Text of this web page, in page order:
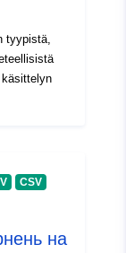
tyypistä,
CSV
на